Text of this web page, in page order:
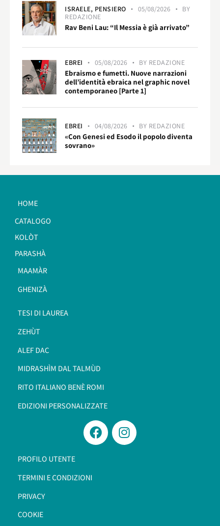
ISRAELE, PENSIERO 05/08/2026
BY
REDAZIONE
Rav Beni Lau: “Il Messia è già arrivato”
EBREI 05/08/2026 BY REDAZIONE
Ebraismo e fumetti. Nuove narrazioni
dell’identità ebraica nel graphic novel
contemporaneo [Parte 1]
EBREI 04/08/2026 BY REDAZIONE
«Con Genesi ed Esodo il popolo diventa
sovrano»
HOME
CATALOGO
KOLÒT
PARASHÀ
MAAMÀR
GHENIZÀ
TESI DI LAUREA
ZEHÙT
ALEF DAC
MIDRASHÌM DAL TALMÙD
RITO ITALIANO BENÈ ROMI​
EDIZIONI PERSONALIZZATE
PROFILO UTENTE
TERMINI E CONDIZIONI
PRIVACY
COOKIE